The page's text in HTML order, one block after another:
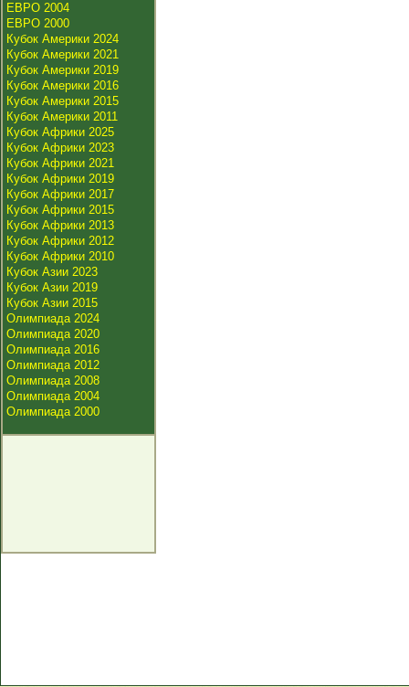
ЕВРО 2004
ЕВРО 2000
Кубок Америки 2024
Кубок Америки 2021
Кубок Америки 2019
Кубок Америки 2016
Кубок Америки 2015
Кубок Америки 2011
Кубок Африки 2025
Кубок Африки 2023
Кубок Африки 2021
Кубок Африки 2019
Кубок Африки 2017
Кубок Африки 2015
Кубок Африки 2013
Кубок Африки 2012
Кубок Африки 2010
Кубок Азии 2023
Кубок Азии 2019
Кубок Азии 2015
Олимпиада 2024
Олимпиада 2020
Олимпиада 2016
Олимпиада 2012
Олимпиада 2008
Олимпиада 2004
Олимпиада 2000